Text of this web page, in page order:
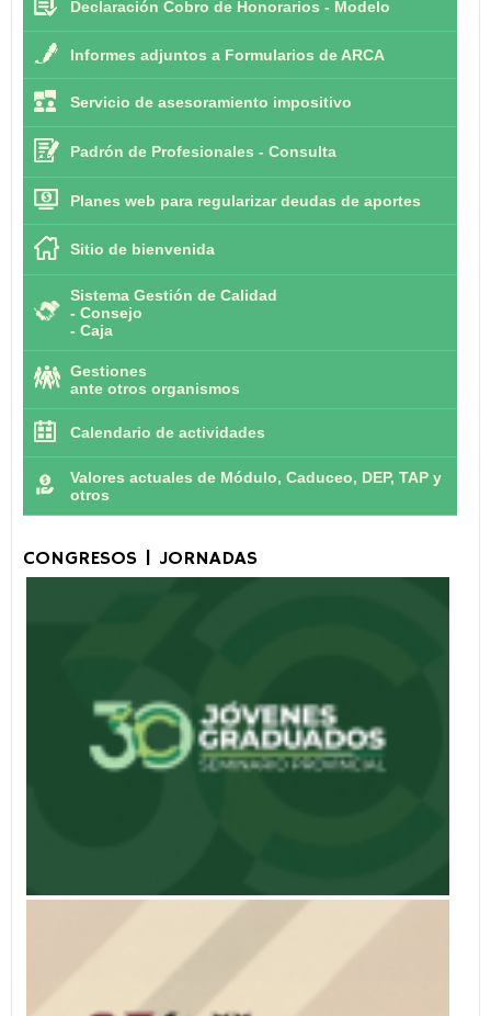
Declaración Cobro de Honorarios - Modelo
Informes adjuntos a Formularios de ARCA
Servicio de asesoramiento impositivo
Padrón de Profesionales - Consulta
Planes web para regularizar deudas de aportes
Sitio de bienvenida
Sistema Gestión de Calidad
- Consejo
- Caja
Gestiones
ante otros organismos
Calendario de actividades
Valores actuales de Módulo, Caduceo, DEP, TAP y
otros
CONGRESOS | JORNADAS